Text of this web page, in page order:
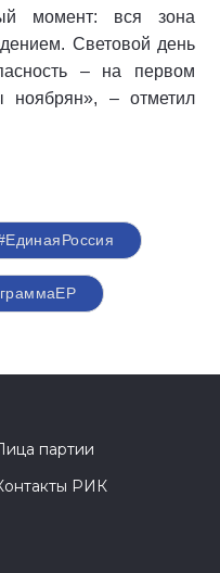
момент: вся зона
Световой день
– на первом
– отметил
партии
РИК